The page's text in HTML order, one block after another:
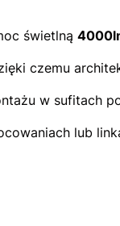
świetlną
czemu
w sufitach
lub